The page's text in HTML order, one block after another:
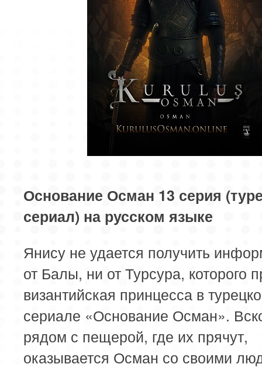
66 серия
67 серия
70 серия
71 серия
74 серия
75 серия
78 серия
79 серия
82 серия
83 серия
Основание Осман 13 серия
сериал) на русском языке
Янису не удается получить
от Балы, ни от Турсура, которого
византийская принцесса в
сериале «Основание Осман».
рядом с пещерой, где их прячут,
оказывается Осман со своими